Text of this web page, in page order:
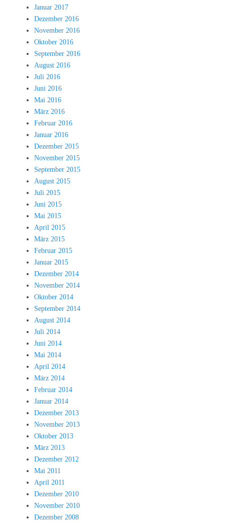
Januar 2017
Dezember 2016
November 2016
Oktober 2016
September 2016
August 2016
Juli 2016
Juni 2016
Mai 2016
März 2016
Februar 2016
Januar 2016
Dezember 2015
November 2015
September 2015
August 2015
Juli 2015
Juni 2015
Mai 2015
April 2015
März 2015
Februar 2015
Januar 2015
Dezember 2014
November 2014
Oktober 2014
September 2014
August 2014
Juli 2014
Juni 2014
Mai 2014
April 2014
März 2014
Februar 2014
Januar 2014
Dezember 2013
November 2013
Oktober 2013
März 2013
Dezember 2012
Mai 2011
April 2011
Dezember 2010
November 2010
Dezember 2008